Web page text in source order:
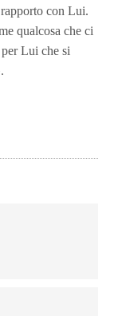
con Lui.
qualcosa che ci
Lui che si